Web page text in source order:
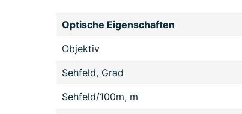
Optische Eigenschaften
Objektiv
Sehfeld, Grad
Sehfeld/100m, m